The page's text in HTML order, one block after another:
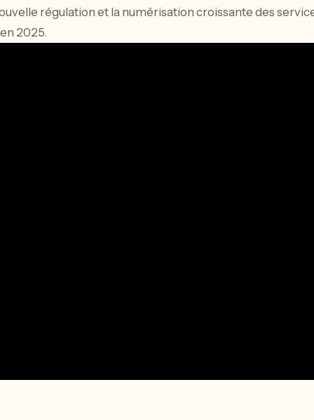
régulation et la numérisation croissante des
2025.